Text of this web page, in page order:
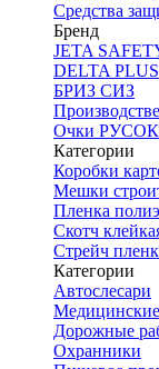
Средства
Бренд
JETA
DELTA PLUS
БРИЗ СИЗ
Очки
Категории
Коробки
Мешки
Пленка
Скотч
Стрейч
Категории
Автослесари
Дорожные
Охранники